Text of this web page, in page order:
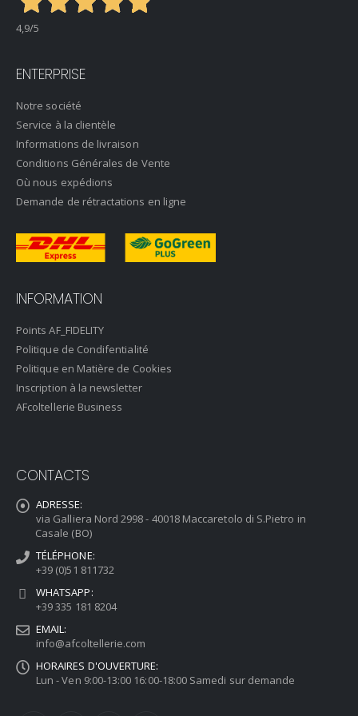
4,9/5
ENTERPRISE
Notre société
Service à la clientèle
Informations de livraison
Conditions Générales de Vente
Où nous expédions
Demande de rétractations en ligne
INFORMATION
Points AF_FIDELITY
Politique de Condifentialité
Politique en Matière de Cookies
Inscription à la newsletter
AFcoltellerie Business
CONTACTS
ADRESSE:
via Galliera Nord 2998 - 40018 Maccaretolo di S.Pietro in
Casale (BO)
TÉLÉPHONE:
+39 (0)51 811732
WHATSAPP:
+39 335 181 8204
EMAIL:
info@afcoltellerie.com
HORAIRES D'OUVERTURE:
Lun - Ven 9:00-13:00 16:00-18:00 Samedi sur demande